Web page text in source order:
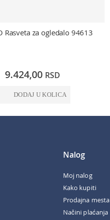
Rasveta za ogledalo 94613
9.424,00 RSD
DODAJ U KOLICA
Nalog
Moj nalog
Kako kupiti
Prodajna mesta
Načini plaćanja